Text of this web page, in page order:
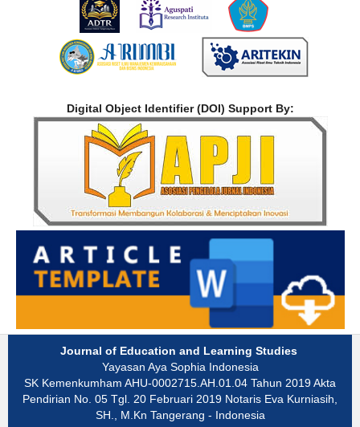
Digital Object Identifier (DOI) Support By:
Journal of Education and Learning Studies
Yayasan Aya Sophia Indonesia
SK Kemenkumham AHU-0002715.AH.01.04 Tahun 2019 Akta
Pendirian No. 05 Tgl. 20 Februari 2019 Notaris Eva Kurniasih,
SH., M.Kn Tangerang - Indonesia